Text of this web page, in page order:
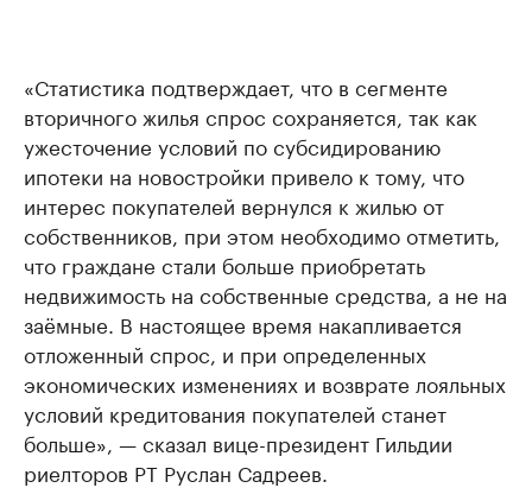
«Статистика подтверждает, что в сегменте
вторичного жилья спрос сохраняется, так как
ужесточение условий по субсидированию
ипотеки на новостройки привело к тому, что
интерес покупателей вернулся к жилью от
собственников, при этом необходимо отметить,
что граждане стали больше приобретать
недвижимость на собственные средства, а не на
заёмные. В настоящее время накапливается
отложенный спрос, и при определенных
экономических изменениях и возврате лояльных
условий кредитования покупателей станет
больше», — сказал вице-президент Гильдии
риелторов РТ Руслан Садреев.